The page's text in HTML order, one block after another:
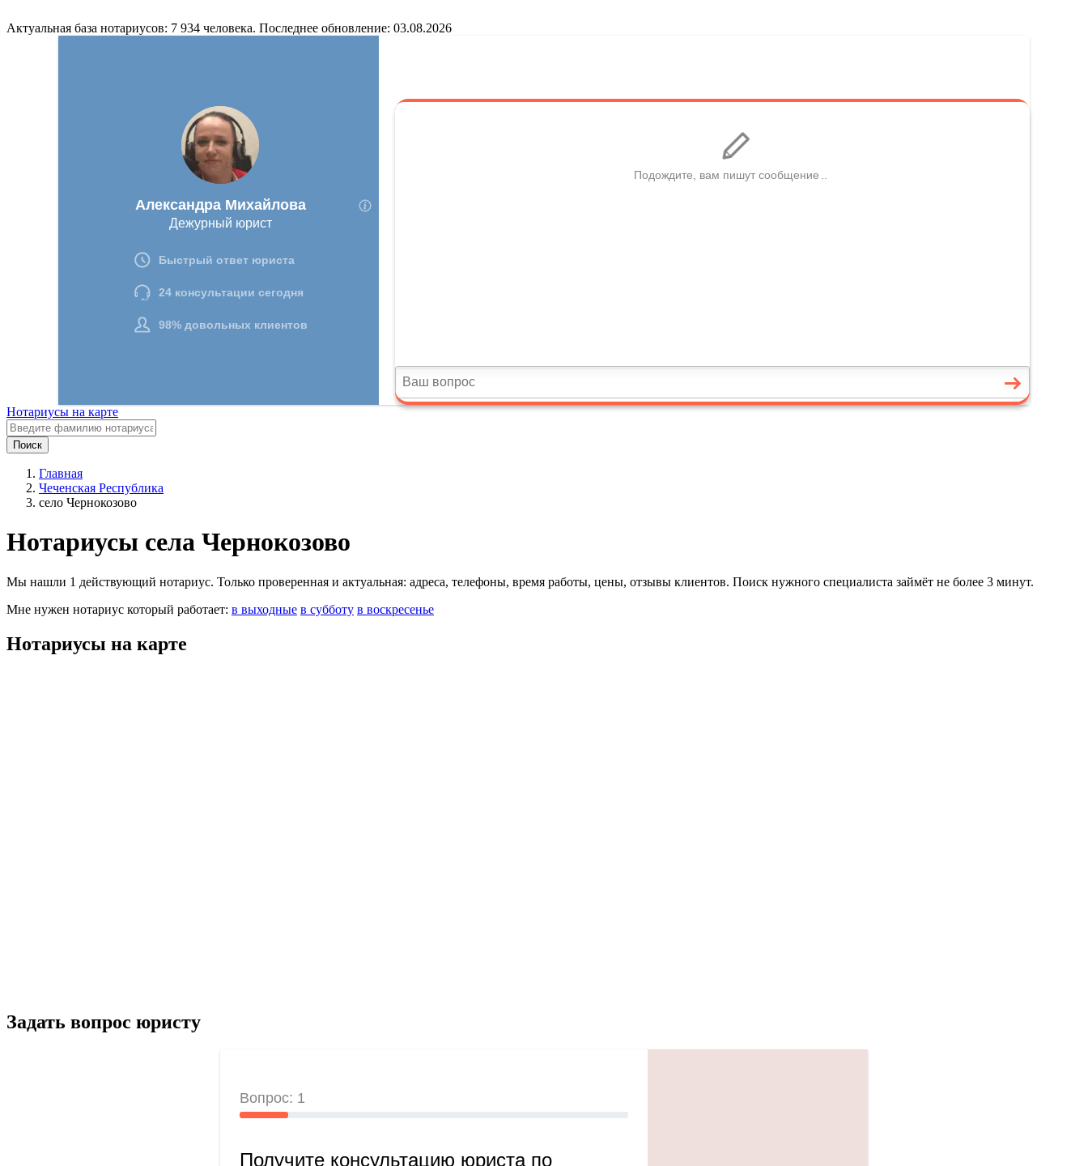
Актуальная база нотариусов: 7 934 человека. Последнее обновление: 03.08.2026
Нотариусы на карте
Поиск
Главная
Чеченская Республика
село Чернокозово
Нотариусы села Чернокозово
Мы нашли 1 действующий нотариус. Только проверенная и актуальная: адреса, телефоны, время работы, цены, отзывы клиентов. Поиск нужного специалиста займёт не более 3 минут.
Мне нужен нотариус который работает: в выходные в субботу в воскресенье
Нотариусы на карте
Задать вопрос юристу